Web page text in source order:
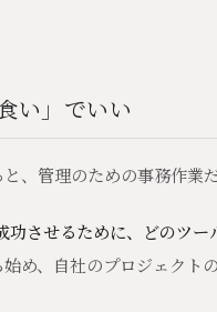
い」でいい
、管理のための事務作業
功させるために、どのツー
め、自社のプロジェク